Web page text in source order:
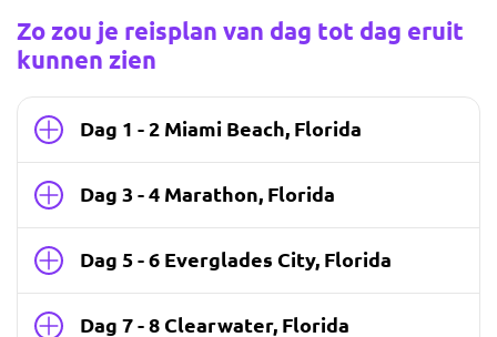
Zo zou je reisplan van dag tot dag eruit
kunnen zien
Dag 1 - 2 Miami Beach, Florida
Dag 3 - 4 Marathon, Florida
Dag 5 - 6 Everglades City, Florida
Dag 7 - 8 Clearwater, Florida